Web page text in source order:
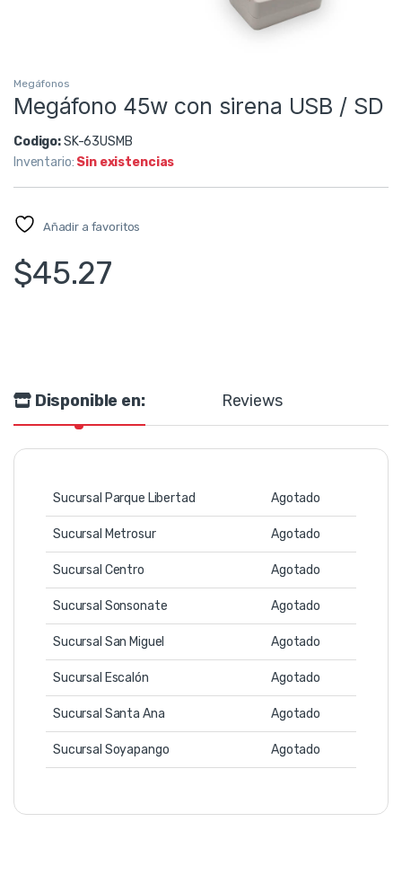
Megáfonos
Megáfono 45w con sirena USB / SD
Codigo:SK-63USMB
Inventario: Sin existencias
Añadir a favoritos
$45.27
Disponible en: Reviews
Sucursal Parque Libertad Agotado
Sucursal Metrosur Agotado
Sucursal Centro Agotado
Sucursal Sonsonate Agotado
Sucursal San Miguel Agotado
Sucursal Escalón Agotado
Sucursal Santa Ana Agotado
Sucursal Soyapango Agotado